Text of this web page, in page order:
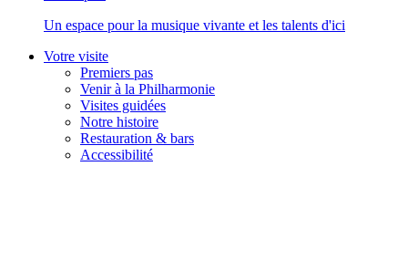
Un espace pour la musique vivante et les talents d'ici
Votre visite
Premiers pas
Venir à la Philharmonie
Visites guidées
Notre histoire
Restauration & bars
Accessibilité